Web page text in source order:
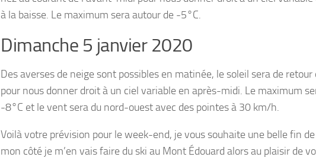
à la baisse. Le maximum sera autour de -5°C.
Dimanche 5 janvier 2020
Des averses de neige sont possibles en matinée, le soleil sera de
pour nous donner droit à un ciel variable en après-midi. Le maximum
-8°C et le vent sera du nord-ouest avec des pointes à 30 km/h.
Voilà votre prévision pour le week-end, je vous souhaite une belle fin
mon côté je m’en vais faire du ski au Mont Édouard alors au plaisir de